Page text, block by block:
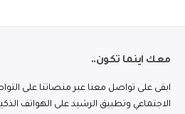
معك اينما تكون..
ابقى على تواصل معنا عبر منصاتنا على
الاجتماعي وتطبيق الرشيد على الهواتف